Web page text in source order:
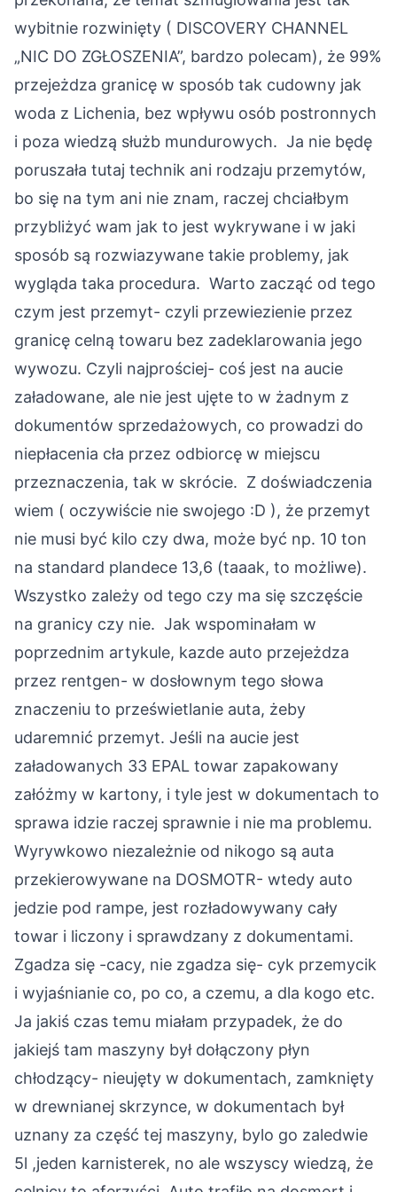
wybitnie rozwinięty ( DISCOVERY CHANNEL
„NIC DO ZGŁOSZENIA”, bardzo polecam), że 99%
przejeżdza granicę w sposób tak cudowny jak
woda z Lichenia, bez wpływu osób postronnych
i poza wiedzą służb mundurowych. Ja nie będę
poruszała tutaj technik ani rodzaju przemytów,
bo się na tym ani nie znam, raczej chciałbym
przybliżyć wam jak to jest wykrywane i w jaki
sposób są rozwiazywane takie problemy, jak
wygląda taka procedura. Warto zacząć od tego
czym jest przemyt- czyli przewiezienie przez
granicę celną towaru bez zadeklarowania jego
wywozu. Czyli najprościej- coś jest na aucie
załadowane, ale nie jest ujęte to w żadnym z
dokumentów sprzedażowych, co prowadzi do
niepłacenia cła przez odbiorcę w miejscu
przeznaczenia, tak w skrócie. Z doświadczenia
wiem ( oczywiście nie swojego :D ), że przemyt
nie musi być kilo czy dwa, może być np. 10 ton
na standard plandece 13,6 (taaak, to możliwe).
Wszystko zależy od tego czy ma się szczęście
na granicy czy nie. Jak wspominałam w
poprzednim artykule, kazde auto przejeżdza
przez rentgen- w dosłownym tego słowa
znaczeniu to prześwietlanie auta, żeby
udaremnić przemyt. Jeśli na aucie jest
załadowanych 33 EPAL towar zapakowany
załóżmy w kartony, i tyle jest w dokumentach to
sprawa idzie raczej sprawnie i nie ma problemu.
Wyrywkowo niezależnie od nikogo są auta
przekierowywane na DOSMOTR- wtedy auto
jedzie pod rampe, jest rozładowywany cały
towar i liczony i sprawdzany z dokumentami.
Zgadza się -cacy, nie zgadza się- cyk przemycik
i wyjaśnianie co, po co, a czemu, a dla kogo etc.
Ja jakiś czas temu miałam przypadek, że do
jakiejś tam maszyny był dołączony płyn
chłodzący- nieujęty w dokumentach, zamknięty
w drewnianej skrzynce, w dokumentach był
uznany za część tej maszyny, bylo go zaledwie
5l ,jeden karnisterek, no ale wszyscy wiedzą, że